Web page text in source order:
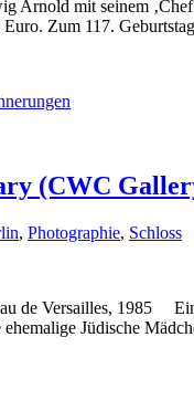
Arnold mit seinem
Zum 117.
(CWC
, Photographie, Schloss
de Versailles, 1985
Jüdische